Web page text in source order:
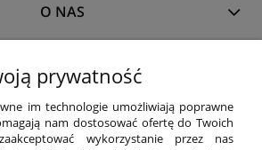
O NAS
MOJE KONTO
I DOSTAWA
prywatność
im technologie umożliwiają poprawne
nam dostosować ofertę do Twoich
wykorzystanie przez nas